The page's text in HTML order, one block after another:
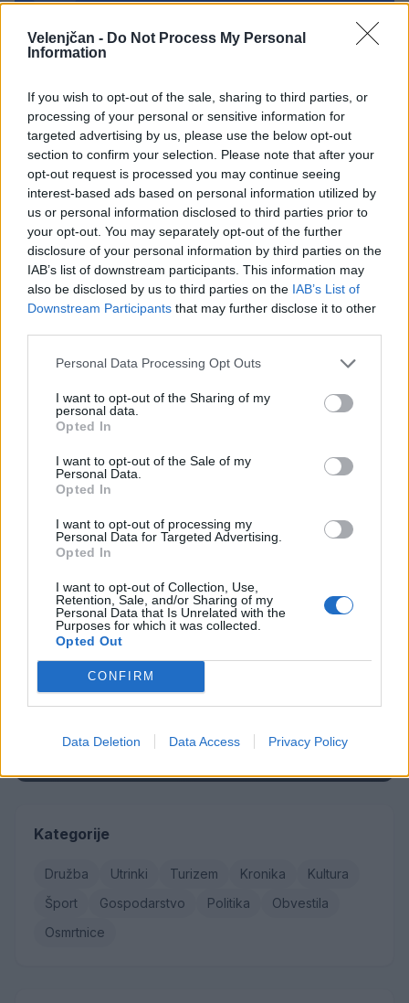
Velenjčan - Do Not Process My Personal
Information
If you wish to opt-out of the sale, sharing to third parties, or
processing of your personal or sensitive information for
targeted advertising by us, please use the below opt-out
section to confirm your selection. Please note that after your
opt-out request is processed you may continue seeing
interest-based ads based on personal information utilized by
us or personal information disclosed to third parties prior to
your opt-out. You may separately opt-out of the further
disclosure of your personal information by third parties on the
IAB’s list of downstream participants. This information may
also be disclosed by us to third parties on the IAB’s List of
Downstream Participants that may further disclose it to other
Personal Data Processing Opt Outs
I want to opt-out of the Sharing of my
personal data.
Opted In
I want to opt-out of the Sale of my
Personal Data.
Opted In
I want to opt-out of processing my
Personal Data for Targeted Advertising.
Opted In
I want to opt-out of Collection, Use,
Retention, Sale, and/or Sharing of my
Personal Data that Is Unrelated with the
Purposes for which it was collected.
Opted Out
CONFIRM
Data Deletion Data Access Privacy Policy
18:00
AVG
6
Moč branja: Beremo pod krošnjami
19:00
7 20:00
AVG
7
Pesem kita grbavca
Vsi dogodki →
Najbolj brano
1
Pretep v gostinskem lokalu v Velenju: 46-letnik
velenjske picerije o padcu s padalom na
Dopustniška drama: Policija pričakala letalo s
Korošico po pristanku
Na Šaleški cesti v Velenju občanka poškodovala
Prijava pogrešanja razkrila tragedijo: V hiši našli
mrtvega 76-letnika
Maksi Podlesnik
Stanislava Arlič
Elica Vačun
Štefka Vaukan
Peter Lever
Vse osmrtnice →
Kategorije
Družba Utrinki Turizem Kronika
Kultura
Šport
Gospodarstvo Politika
Obvestila
Osmrtnice